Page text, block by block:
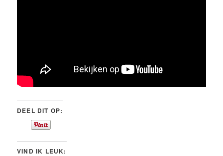
DEEL DIT OP:
VIND IK LEUK: